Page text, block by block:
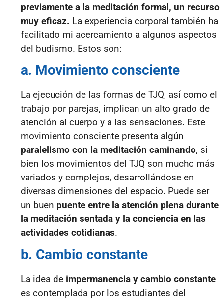
previamente a la meditación formal, un recurso
muy eficaz. La experiencia corporal también ha
facilitado mi acercamiento a algunos aspectos
del budismo. Estos son:
a. Movimiento consciente
La ejecución de las formas de TJQ, así como el
trabajo por parejas, implican un alto grado de
atención al cuerpo y a las sensaciones. Este
movimiento consciente presenta algún
paralelismo con la meditación caminando, si
bien los movimientos del TJQ son mucho más
variados y complejos, desarrollándose en
diversas dimensiones del espacio. Puede ser
un buen puente entre la atención plena durante
la meditación sentada y la conciencia en las
actividades cotidianas.
b. Cambio constante
La idea de impermanencia y cambio constante
es contemplada por los estudiantes del